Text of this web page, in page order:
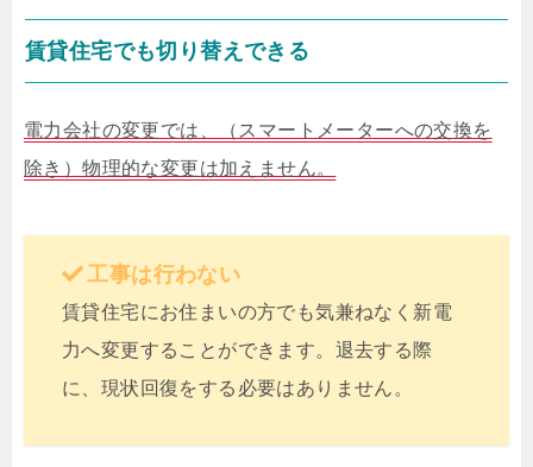
賃貸住宅でも切り替えできる
電力会社の変更では、（スマートメーターへの交換を
除き）物理的な変更は加えません。
工事は行わない
賃貸住宅にお住まいの方でも気兼ねなく新電
力へ変更することができます。退去する際
に、現状回復をする必要はありません。